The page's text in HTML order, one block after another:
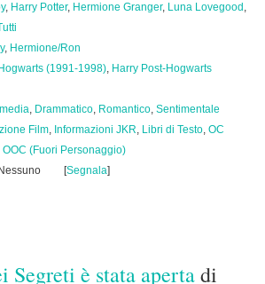
, Harry Potter, Hermione Granger, Luna Lovegood ,
, Hermione/Ron
(1991-1998), Harry Post-Hogwarts
, Drammatico, Romantico, Sentimentale
Film, Informazioni JKR, Libri di Testo, OC
OOC (Fuori Personaggio)
[Segnala]
Segreti è stata apertadi